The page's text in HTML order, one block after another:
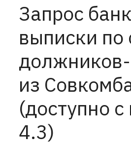
Запрос
выписки по
из
(доступно
4.3)